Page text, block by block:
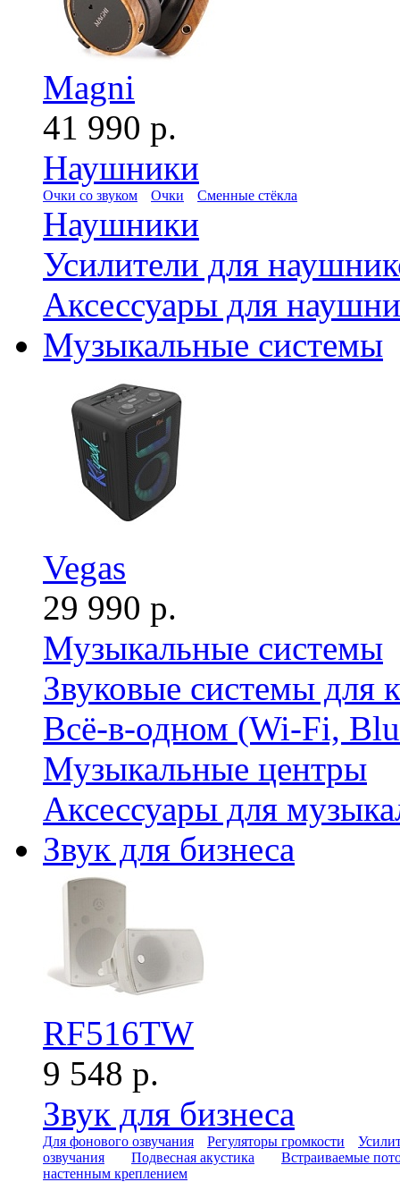
Magni
41 990 р.
Наушники
Очки со звуком Очки Сменные стёкла
Наушники
Усилители для
Аксессуары для
Музыкальные системы
Vegas
29 990 р.
Музыкальные системы
Звуковые системы для
Всё-в-одном (Wi-Fi,
Музыкальные центры
Аксессуары для
Звук для бизнеса
RF516TW
9 548 р.
Звук для бизнеса
Для фонового озвучания Регуляторы громкости
озвучания
Подвесная акустика
Встраиваемые
настенным креплением